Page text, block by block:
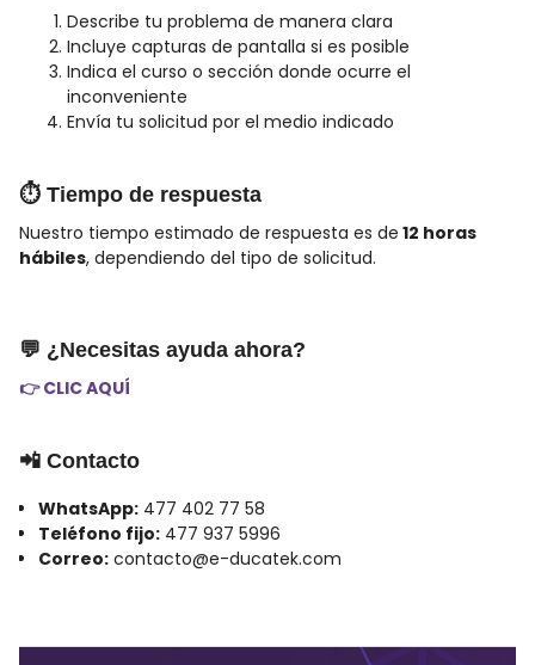
Describe tu problema de manera clara
Incluye capturas de pantalla si es posible
Indica el curso o sección donde ocurre el
inconveniente
Envía tu solicitud por el medio indicado
⏱️ Tiempo de respuesta
Nuestro tiempo estimado de respuesta es de 12 horas
hábiles, dependiendo del tipo de solicitud.
💬 ¿Necesitas ayuda ahora?
👉 CLIC AQUÍ
📲 Contacto
WhatsApp: 477 402 77 58
Teléfono fijo: 477 937 5996
Correo: contacto@e-ducatek.com